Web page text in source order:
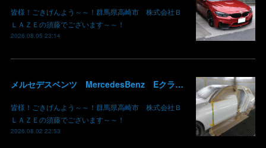
皆様！ごきげんよう～～！群馬県高崎市 株式会社Ｂ
ＬＡＺＥの須藤でございます～～！
2026.08.05 23:14
メルセデスベンツ MercedesBenz Eクラス 213 板金 鈑金 修理 ドア バンパー サイドスカート クォーターパネル 保険 群馬 高崎
皆様！ごきげんよう～～！群馬県高崎市 株式会社Ｂ
ＬＡＺＥの須藤でございます～～！
2026.08.02 22:53